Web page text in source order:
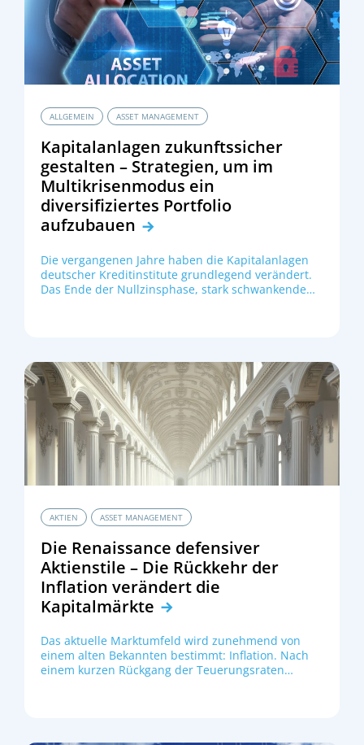
ALLGEMEIN ASSET MANAGEMENT
Kapitalanlagen zukunftssicher
gestalten – Strategien, um im
Multikrisenmodus ein
diversifiziertes Portfolio
aufzubauen
Die vergangenen Jahre haben die Kapitalanlagen
deutscher Kreditinstitute grundlegend verändert.
Das Ende der Nullzinsphase, stark schwankende
zugleich risikobewusst auszurichten. Die Frage, wie
das Eigengeschäft in diesem Multikrisenmodus
zukunftssicher zu gestalten ist, rückt dabei
verstärkt in den Fokus:
AKTIEN ASSET MANAGEMENT
Die Renaissance defensiver
Aktienstile – Die Rückkehr der
Inflation verändert die
Kapitalmärkte
Das aktuelle Marktumfeld wird zunehmend von
einem alten Bekannten bestimmt: Inflation. Nach
einem kurzen Rückgang der Teuerungsraten